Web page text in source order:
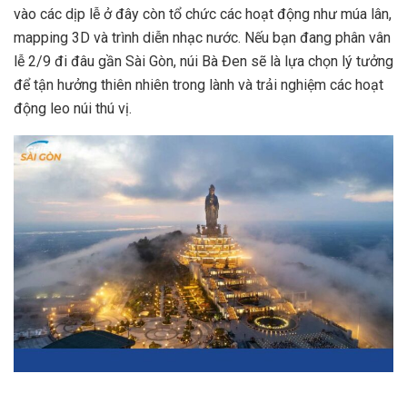
vào các dịp lễ ở đây còn tổ chức các hoạt động như múa lân,
mapping 3D và trình diễn nhạc nước. Nếu bạn đang phân vân
lễ 2/9 đi đâu gần Sài Gòn, núi Bà Đen sẽ là lựa chọn lý tưởng
để tận hưởng thiên nhiên trong lành và trải nghiệm các hoạt
động leo núi thú vị.